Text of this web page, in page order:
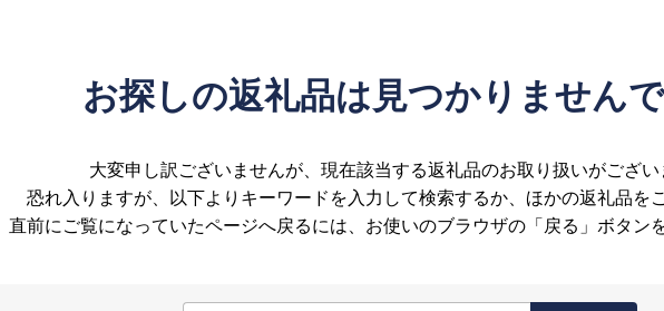
お探しの返礼品は見つかりません
大変申し訳ございませんが、現在該当する返礼品のお取り扱いがござい
恐れ入りますが、以下よりキーワードを入力して検索するか、ほかの返礼品を
直前にご覧になっていたページへ戻るには、お使いのブラウザの「戻る」ボタン